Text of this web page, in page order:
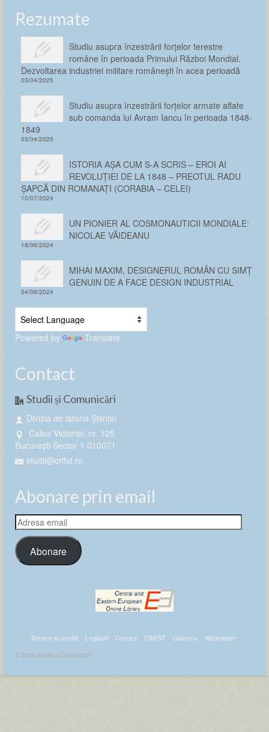
Rezumate
Studiu asupra înzestrării forţelor terestre
române în perioada Primului Război Mondial.
Dezvoltarea industriei militare românești în acea perioadă
03/04/2025
Studiu asupra înzestrării forţelor armate aflate
sub comanda lui Avram Iancu în perioada 1848-
1849
03/04/2025
ISTORIA AȘA CUM S-A SCRIS – EROI AI
REVOLUȚIEI DE LA 1848 – PREOTUL RADU
ȘAPCĂ DIN ROMANAȚI (CORABIA – CELEI)
10/07/2024
UN PIONIER AL COSMONAUTICII MONDIALE:
NICOLAE VĂIDEANU
18/06/2024
MIHAI MAXIM, DESIGNERUL ROMÂN CU SIMȚ
GENUIN DE A FACE DESIGN INDUSTRIAL
04/06/2024
Powered by Translate
Contact
Studii și Comunicări
Divizia de Istoria Științei
Calea Victoriei, nr. 125
București Sector 1 010071
studii@crifst.ro
Abonare prin email
Adresa
email
Abonare
Termeni si conditi Legături Contact CRIFST Columna
Webmaster
© 2026 Studii și Comunicări